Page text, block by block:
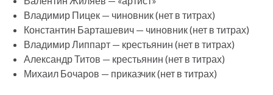
Владимир Пицек — чиновник (нет в титрах)
Константин Барташевич — чиновник (нет в титрах)
Владимир Липпарт — крестьянин (нет в титрах)
Александр Титов — крестьянин (нет в титрах)
Михаил Бочаров — приказчик (нет в титрах)